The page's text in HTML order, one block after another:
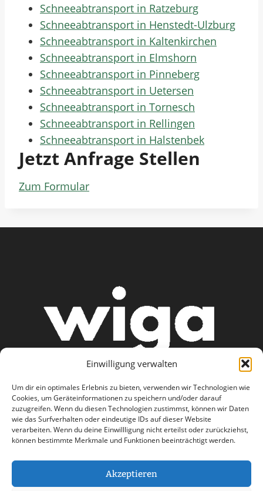
Einwilligung verwalten
Um dir ein optimales Erlebnis zu bieten, verwenden wir Technologien wie
Cookies, um Geräteinformationen zu speichern und/oder darauf
zuzugreifen. Wenn du diesen Technologien zustimmst, können wir Daten
wie das Surfverhalten oder eindeutige IDs auf dieser Website
verarbeiten. Wenn du deine Einwillligung nicht erteilst oder zurückziehst,
können bestimmte Merkmale und Funktionen beeinträchtigt werden.
Akzeptieren
Schneeabtransport in Ratzeburg
Schneeabtransport in Henstedt-Ulzburg
Schneeabtransport in Kaltenkirchen
Schneeabtransport in Elmshorn
Schneeabtransport in Pinneberg
Schneeabtransport in Uetersen
Schneeabtransport in Tornesch
Schneeabtransport in Rellingen
Schneeabtransport in Halstenbek
Jetzt Anfrage Stellen
Zum Formular
AGB
Datenschutzerklärung
Haftungsausschluss
Impressum
Kontakt